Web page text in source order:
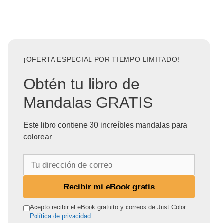
¡OFERTA ESPECIAL POR TIEMPO LIMITADO!
Obtén tu libro de
Mandalas GRATIS
Este libro contiene 30 increíbles mandalas para
colorear
r
Recibir mi eBook gratis
Acepto recibir el eBook gratuito y correos de Just Color.
Política de privacidad